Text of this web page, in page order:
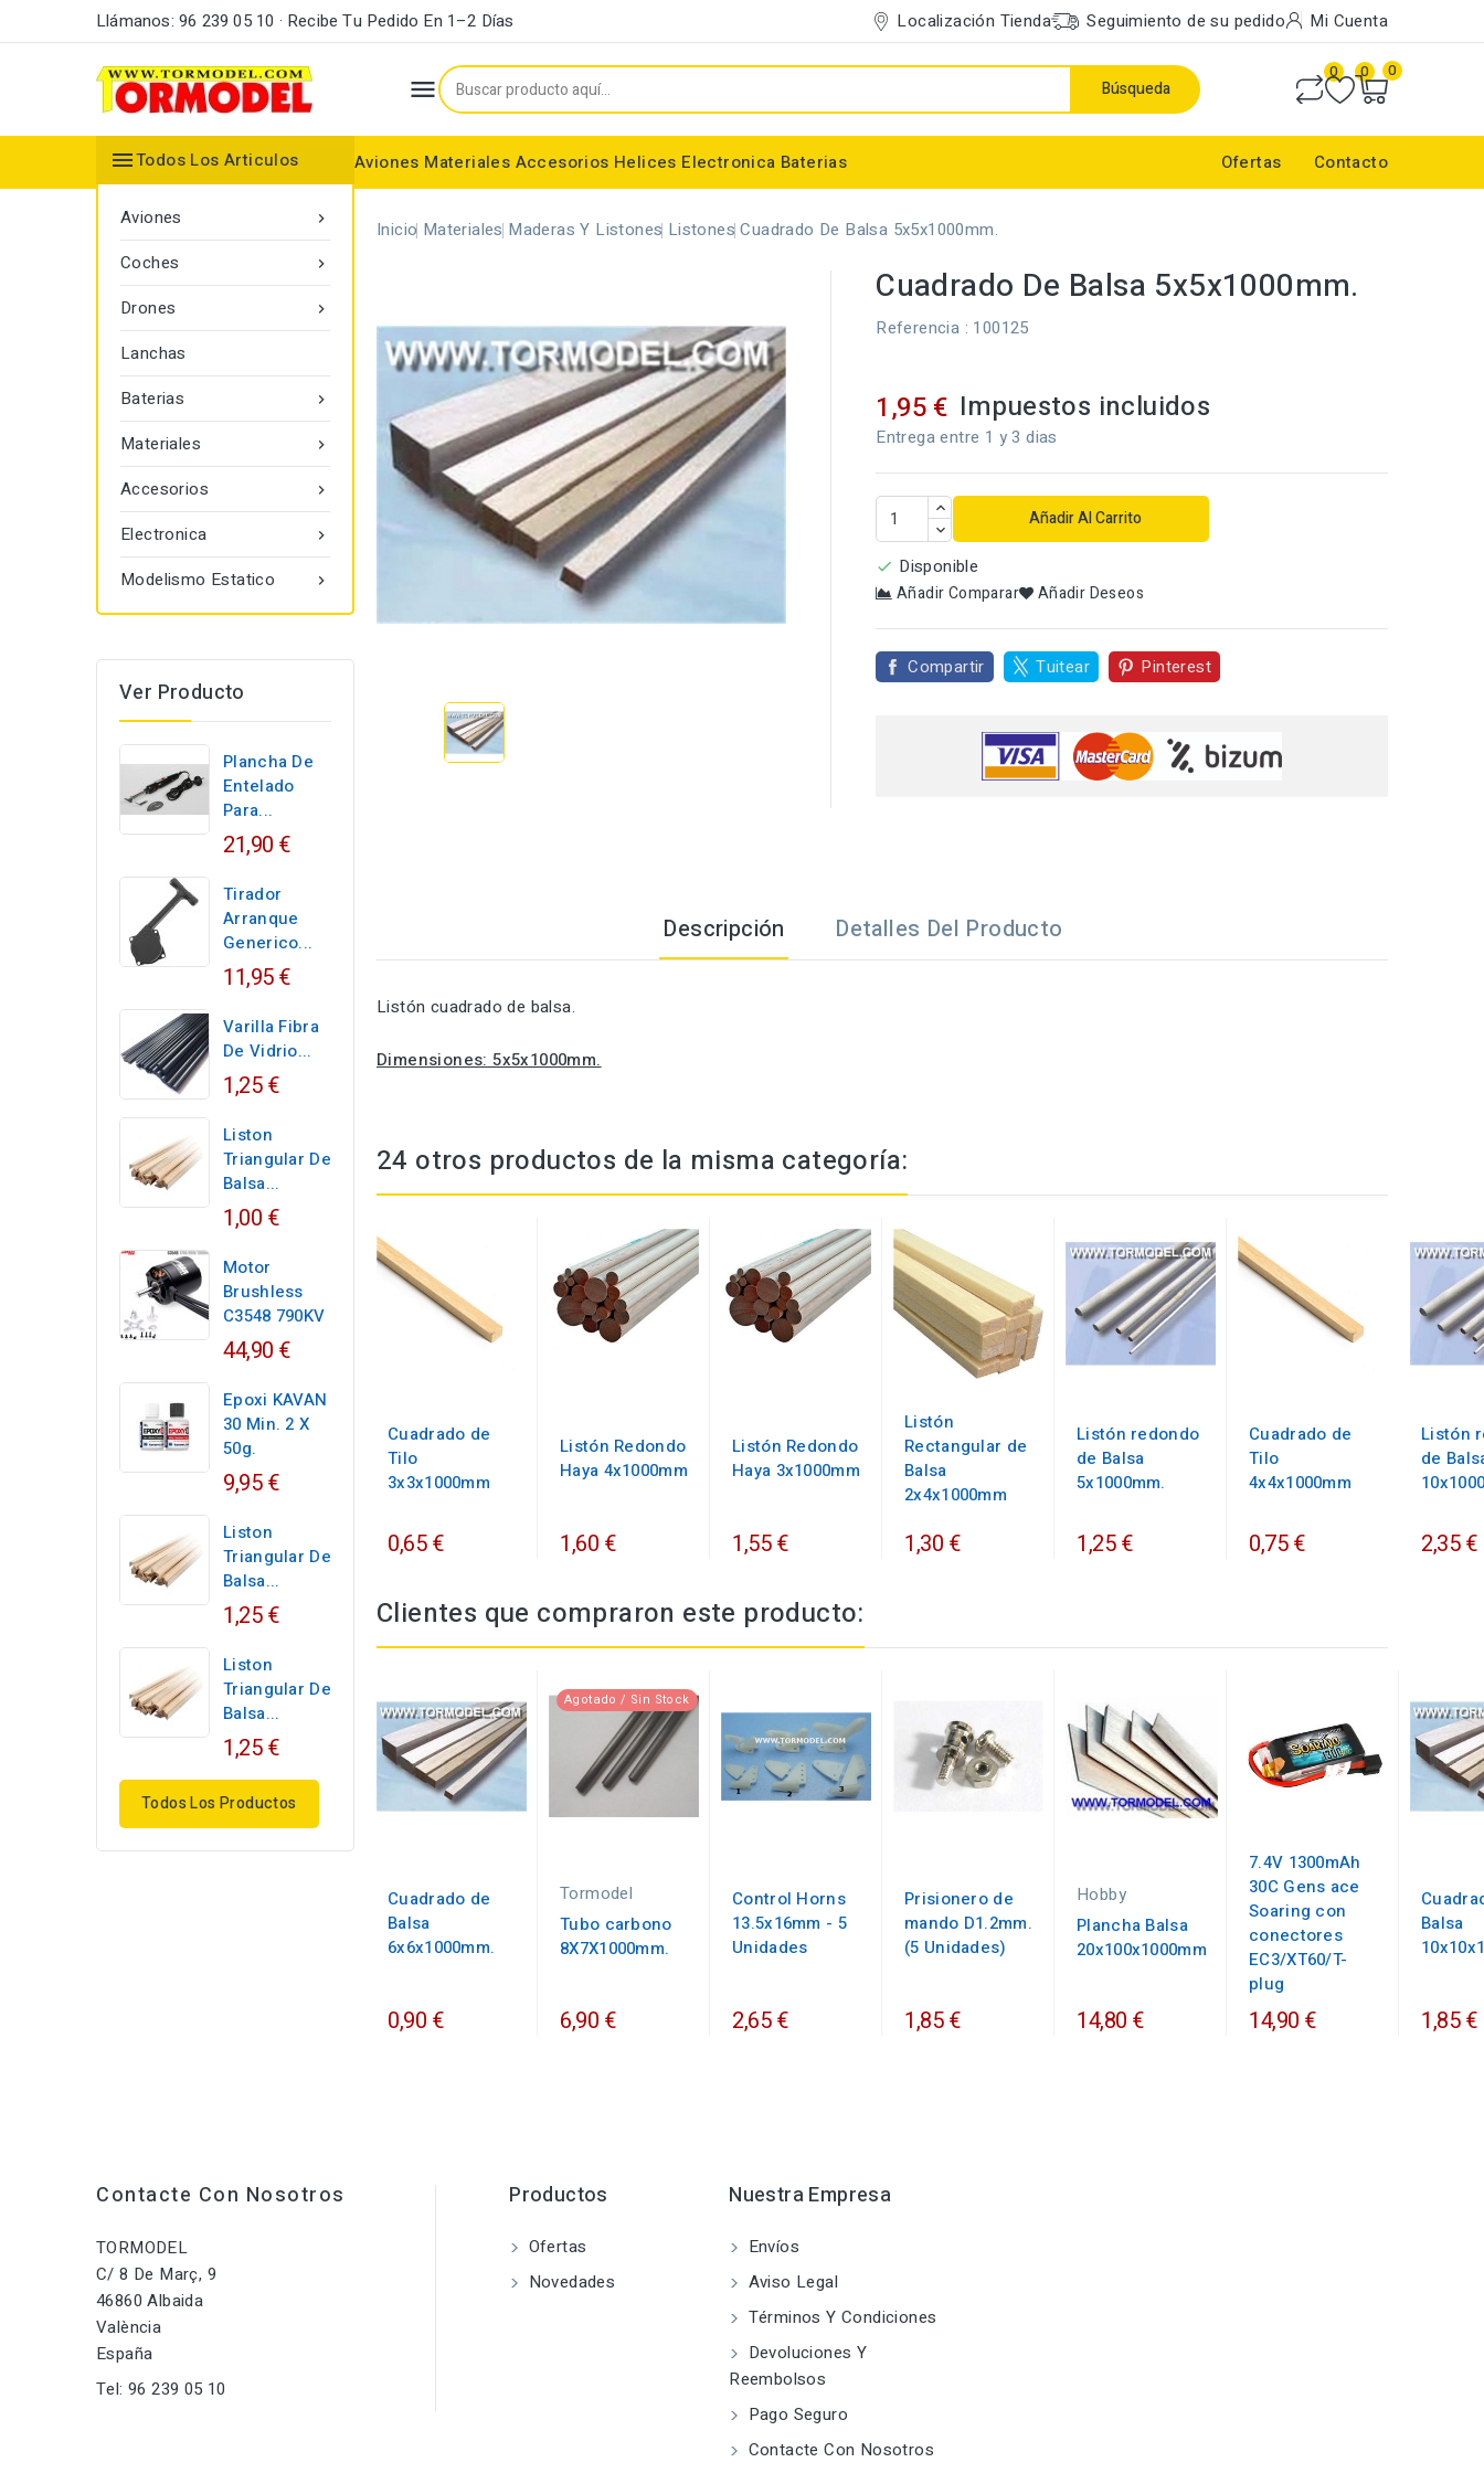
Llámanos: 96 239 05 10 · Recibe Tu Pedido En 1–2 Días Localización Tienda Seguimiento de su pedido Mi Cuenta
 Búsqueda
0 0 0
Aviones Materiales Accesorios Helices Electronica Baterias Ofertas Contacto
Todos Los Articulos

Aviones

Coches

Drones
Lanchas

Baterias

Materiales

Accesorios

Electronica

Modelismo Estatico
Ver Producto
Plancha De
Entelado
Para...
21,90 €
Tirador
Arranque
Generico...
11,95 €
Varilla Fibra
De Vidrio...
1,25 €
Liston
Triangular De
Balsa...
1,00 €
Motor
Brushless
C3548 790KV
44,90 €
Epoxi KAVAN
30 Min. 2 X
50g.
9,95 €
Liston
Triangular De
Balsa...
1,25 €
Liston
Triangular De
Balsa...
1,25 €
Todos Los Productos
Inicio Materiales Maderas Y Listones Listones Cuadrado De Balsa 5x5x1000mm.
Cuadrado De Balsa 5x5x1000mm.
Referencia : 100125
1,95 € Impuestos incluidos
Entrega entre 1 y 3 dias
Añadir Al Carrito
 Disponible
Añadir Comparar Añadir Deseos
Compartir Tuitear Pinterest
Descripción Detalles Del Producto
Listón cuadrado de balsa.
Dimensiones: 5x5x1000mm.
24 otros productos de la misma categoría:
Cuadrado de
Tilo
3x3x1000mm
0,65 €
Listón Redondo
Haya 4x1000mm
1,60 €
Listón Redondo
Haya 3x1000mm
1,55 €
Listón
Rectangular de
Balsa
2x4x1000mm
1,30 €
Listón redondo
de Balsa
5x1000mm.
1,25 €
Cuadrado de
Tilo
4x4x1000mm
0,75 €
Listón
de
2,35 €
Clientes que compraron este producto:
Cuadrado de
Balsa
6x6x1000mm.
0,90 €
Agotado / Sin Stock
Tormodel
Tubo carbono
8X7X1000mm.
6,90 €
Control Horns
13.5x16mm - 5
Unidades
2,65 €
Prisionero de
mando D1.2mm.
(5 Unidades)
1,85 €
Hobby
Plancha Balsa
20x100x1000mm
14,80 €
7.4V 1300mAh
30C Gens ace
Soaring con
conectores
EC3/XT60/T-
plug
14,90 €
Balsa
1,85 €
Contacte Con Nosotros
TORMODEL
C/ 8 De Març, 9
46860 Albaida
València
España
Tel: 96 239 05 10
Productos
Ofertas
Novedades
Nuestra Empresa
Envíos
Aviso Legal
Términos Y Condiciones
Devoluciones Y
Reembolsos
Pago Seguro
Contacte Con Nosotros